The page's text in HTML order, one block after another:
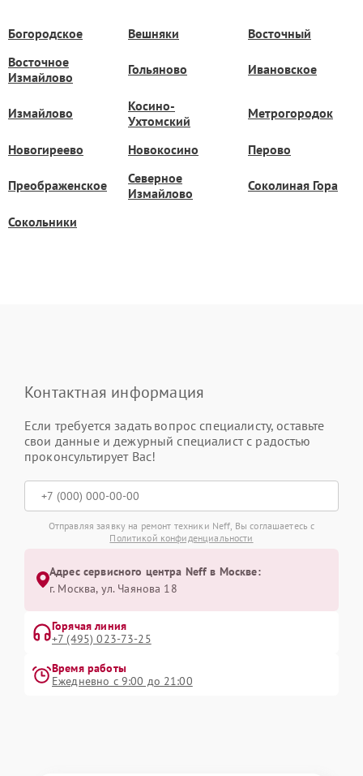
Богородское Вешняки
Восточный
Восточное
Измайлово
Гольяново Ивановское
Измайлово
Косино-
Ухтомский
Метрогородок
Новогиреево Новокосино Перово
Преображенское
Северное
Измайлово
Соколиная Гора
Сокольники
Контактная информация
Если требуется задать вопрос специалисту, оставьте
свои данные и дежурный специалист с радостью
проконсультирует Вас!
Отправляя заявку на ремонт техники Neff, Вы соглашаетесь с
Политикой конфиденциальности
Адрес сервисного центра Neff в Москве:
г. Москва, ул. Чаянова 18
Горячая линия
+7 (495) 023-73-25
Время работы
Ежедневно с 9:00 до 21:00